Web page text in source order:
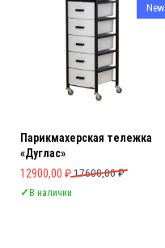
New
Парикмахерская тележка
«Дуглас»
17600,00₽
Первоначальная цена
12900,00 ₽
Текущая цена: 12900,00 ₽.
✓В наличии